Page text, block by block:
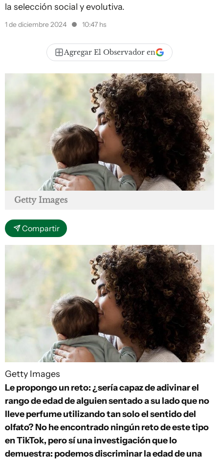
la selección social y evolutiva.
1 de diciembre 2024 10:47 hs
Agregar El Observador en
Getty Images
Compartir
Getty Images
Le propongo un reto: ¿sería capaz de adivinar el
rango de edad de alguien sentado a su lado que no
lleve perfume utilizando tan solo el sentido del
olfato? No he encontrado ningún reto de este tipo
en TikTok, pero sí una investigación que lo
demuestra: podemos discriminar la edad de una